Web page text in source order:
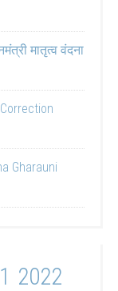
मातृत्व वंदना
Gharauni
2022